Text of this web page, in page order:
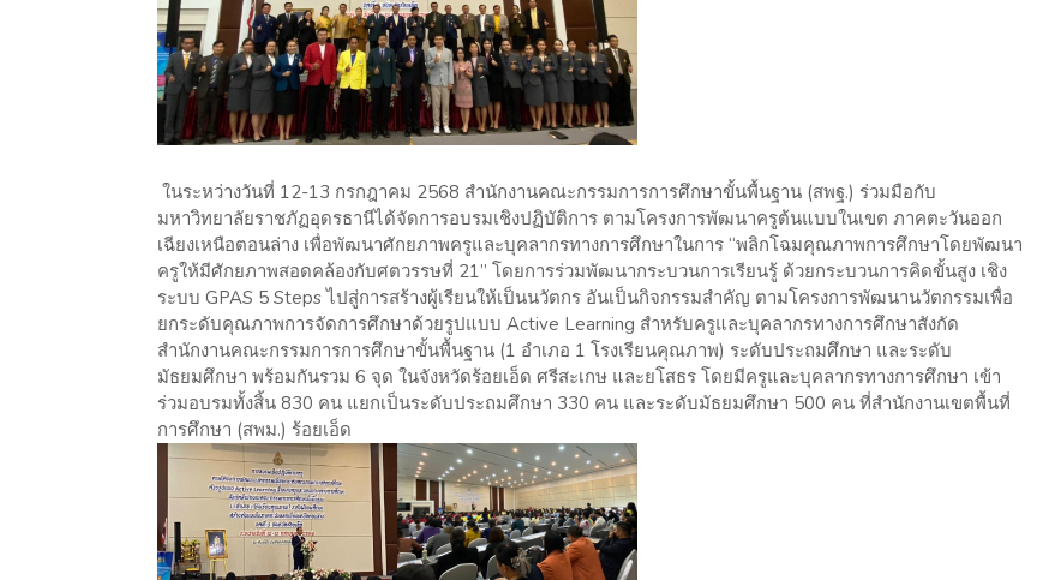
ในระหว่างวันที่ 12-13 กรกฎาคม 2568 สำนักงานคณะกรรมการการศึกษาขั้นพื้นฐาน (สพฐ.) ร่วมมือกับ
มหาวิทยาลัยราชภัฏอุดรธานีได้จัดการอบรมเชิงปฏิบัติการ ตามโครงการพัฒนาครูต้นแบบในเขต ภาคตะวันออก
เฉียงเหนือตอนล่าง เพื่อพัฒนาศักยภาพครูและบุคลากรทางการศึกษาในการ “พลิกโฉมคุณภาพการศึกษาโดยพัฒนา
ครูให้มีศักยภาพสอดคล้องกับศตวรรษที่ 21” โดยการร่วมพัฒนากระบวนการเรียนรู้ ด้วยกระบวนการคิดขั้นสูง เชิง
ระบบ GPAS 5 Steps ไปสู่การสร้างผู้เรียนให้เป็นนวัตกร อันเป็นกิจกรรมสำคัญ ตามโครงการพัฒนานวัตกรรมเพื่อ
ยกระดับคุณภาพการจัดการศึกษาด้วยรูปแบบ Active Learning สำหรับครูและบุคลากรทางการศึกษาสังกัด
สำนักงานคณะกรรมการการศึกษาขั้นพื้นฐาน (1 อําเภอ 1 โรงเรียนคุณภาพ) ระดับประถมศึกษา และระดับ
มัธยมศึกษา พร้อมกันรวม 6 จุด ในจังหวัดร้อยเอ็ด ศรีสะเกษ และยโสธร โดยมีครูและบุคลากรทางการศึกษา เข้า
ร่วมอบรมทั้งสิ้น 830 คน แยกเป็นระดับประถมศึกษา 330 คน และระดับมัธยมศึกษา 500 คน ที่สำนักงานเขตพื้นที่
การศึกษา (สพม.) ร้อยเอ็ด